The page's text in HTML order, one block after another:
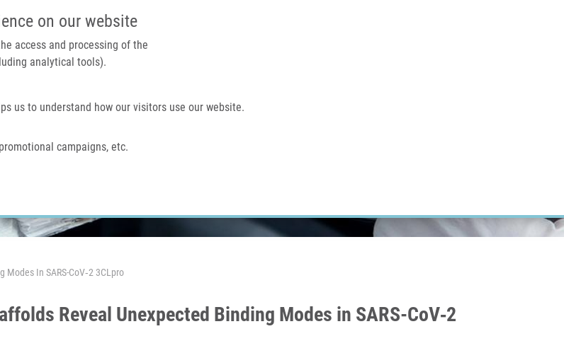
on our website
access and processing of the
analytical tools).
us to understand how our visitors use our website.
campaigns, etc.
IMTM PORTÁL
Domů O nás
In SARS-CoV‑2 3CLpro
Reveal Unexpected Binding Modes in SARS-CoV‑2